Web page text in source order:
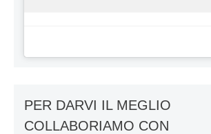
PER DARVI IL MEGLIO
COLLABORIAMO CON